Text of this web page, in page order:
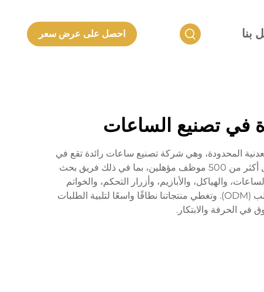
بنا احصل على عرض سعر
في تصنيع الساعات
وخلفت شركة شنتشن لانكون للمنتجات المعدنية المحدودة، وهي شركة تصنيع ساعات رائدة تقع في
منطقة خليج قوانغدونغ-هونغ كونغ-ماكاو الاستراتيجية. حيث تغطي مساحة تزيد عن 20,000 متر مربع، ويضم مصنعنا المستقل أكثر من 500 موظف مؤهلين، بما في ذلك فريق بحث
الساعات، والهياكل، والأبازيم، وأزرار التحكم، والخواتم
الذهبية، وأسطح الساعات، ومنتجات معدنية دقيقة متطابقة أخرى، كما نتميز في تطوير وإنتاج ساعات معدنية ثمينة حسب الطلب (ODM). وتغطي منتجاتنا نطاقًا واسعًا لتلبية الطلبات
في الحرفة والابتكار.